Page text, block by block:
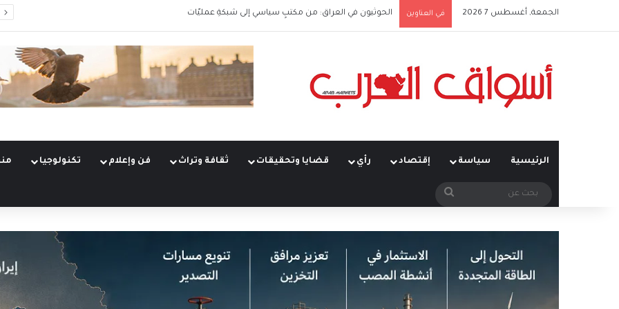
الجمعة, أغسطس 7 2026 في العناوين الحوثيون في العراق: من مكتبٍ سياسي إلى شبكةِ عمليّات
الرئيسية سياسة إقتصاد رأي قضايا وتحقيقات ثقافة وتراث فن وإعلام تكنولوجيا
بحث